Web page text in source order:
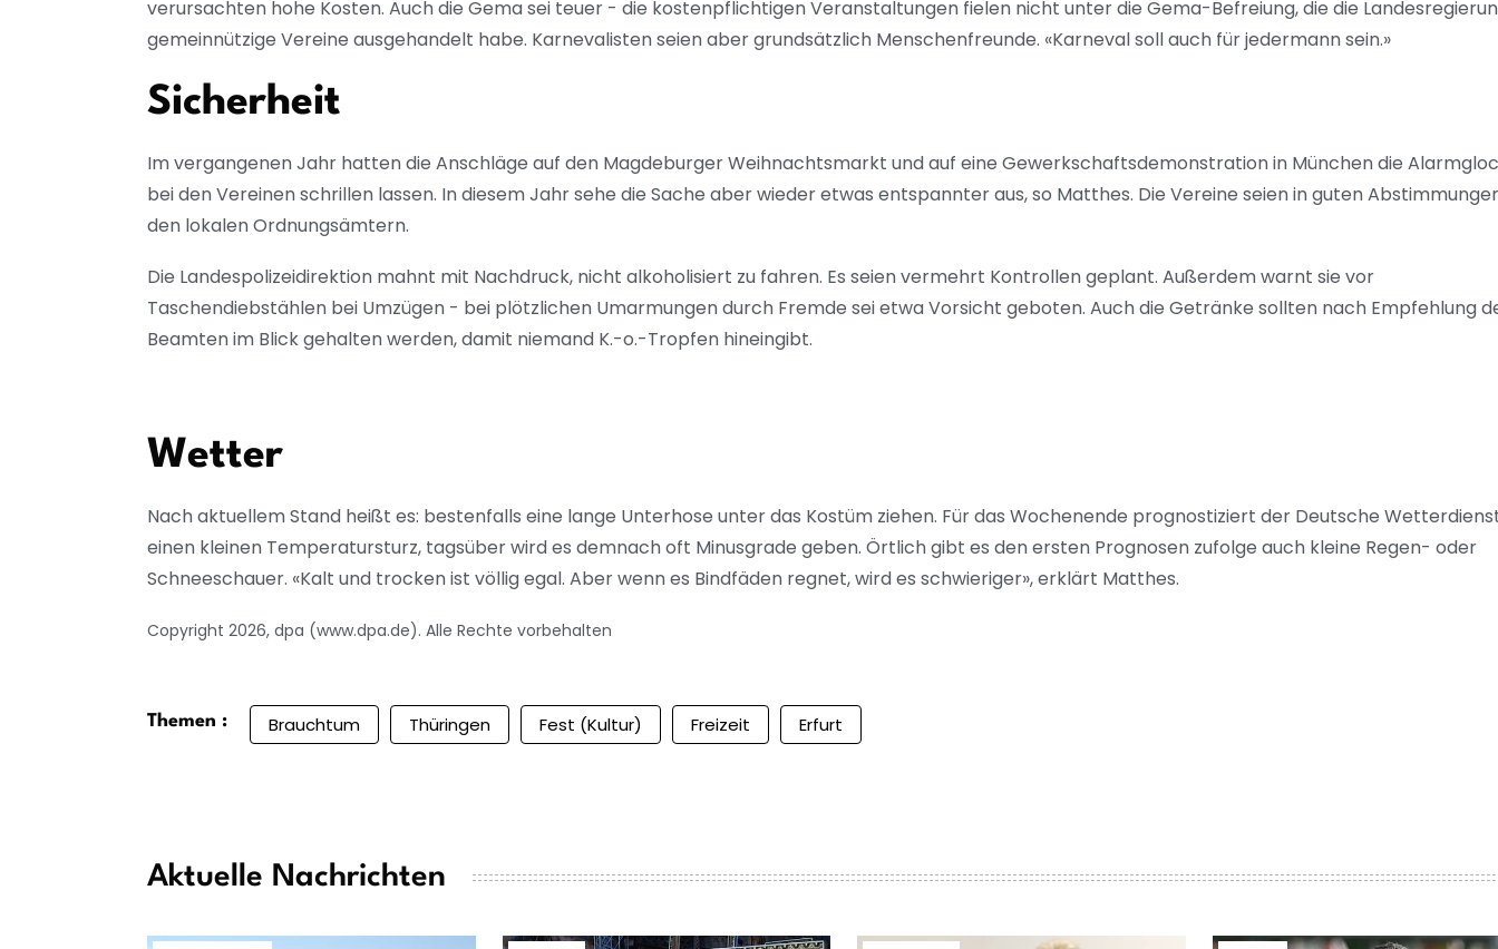
verursachten hohe Kosten. Auch die Gema sei teuer - die kostenpflichtigen Veranstaltungen fielen nicht unter die Gema-Befreiung, die die
gemeinnützige Vereine ausgehandelt habe. Karnevalisten seien aber grundsätzlich Menschenfreunde. «Karneval soll auch für jedermann sein.»
Sicherheit
Im vergangenen Jahr hatten die Anschläge auf den Magdeburger Weihnachtsmarkt und auf eine Gewerkschaftsdemonstration in München die
bei den Vereinen schrillen lassen. In diesem Jahr sehe die Sache aber wieder etwas entspannter aus, so Matthes. Die Vereine seien in guten
den lokalen Ordnungsämtern.
Die Landespolizeidirektion mahnt mit Nachdruck, nicht alkoholisiert zu fahren. Es seien vermehrt Kontrollen geplant. Außerdem warnt sie vor
Taschendiebstählen bei Umzügen - bei plötzlichen Umarmungen durch Fremde sei etwa Vorsicht geboten. Auch die Getränke sollten nach Empfehlung
Beamten im Blick gehalten werden, damit niemand K.-o.-Tropfen hineingibt.
Wetter
Nach aktuellem Stand heißt es: bestenfalls eine lange Unterhose unter das Kostüm ziehen. Für das Wochenende prognostiziert der Deutsche
einen kleinen Temperatursturz, tagsüber wird es demnach oft Minusgrade geben. Örtlich gibt es den ersten Prognosen zufolge auch kleine Regen- oder
Schneeschauer. «Kalt und trocken ist völlig egal. Aber wenn es Bindfäden regnet, wird es schwieriger», erklärt Matthes.
Copyright 2026, dpa (www.dpa.de). Alle Rechte vorbehalten
Themen : Brauchtum Thüringen Fest (Kultur) Freizeit Erfurt
Aktuelle Nachrichten